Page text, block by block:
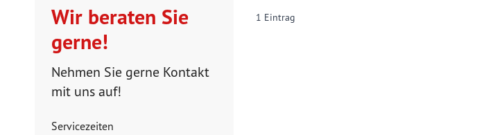
Wir beraten Sie
gerne!
Nehmen Sie gerne Kontakt
mit uns auf!
Servicezeiten
1 Eintrag